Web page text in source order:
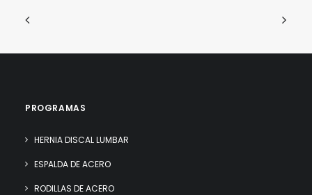
PROGRAMAS
HERNIA DISCAL LUMBAR
ESPALDA DE ACERO
RODILLAS DE ACERO